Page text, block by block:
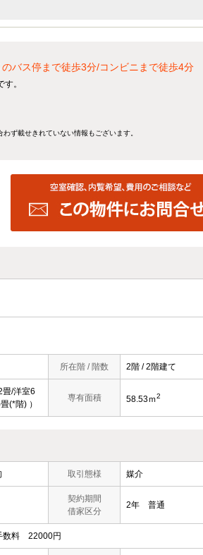
バス停まで徒歩3分/コンビニまで徒歩4分
。
ず載せきれていない情報もございます。
所在階 / 階数 2階 / 2階建て
/洋室6
(*階) ）
専有面積 58.53ｍ2
取引態様 媒介
契約期間
借家区分
2年 普通
数料 22000円